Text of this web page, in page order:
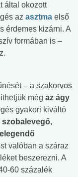
által okozott
az asztma első
érdemes kizárni. A
formában is –
– a szakorvos
még az ágy
gyakori kiváltó
szobalevegő,
elegendő
valóban a száraz
beszerezni. A
60 százalék